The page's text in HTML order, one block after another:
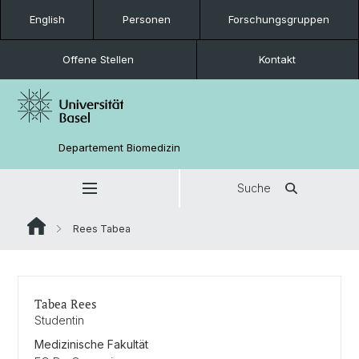
English Personen Forschungsgruppen
Offene Stellen Kontakt
Departement Biomedizin
Suche
Rees Tabea
Tabea Rees
Studentin
Medizinische Fakultät